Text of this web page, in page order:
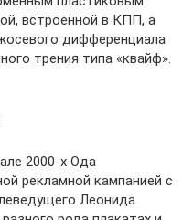
встроенной в КПП, а
дифференциала
трения типа «квайф».
2000-х Ода
рекламной кампанией с
Леонида